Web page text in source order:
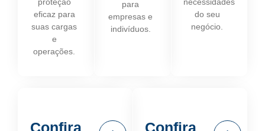
eficaz para
suas cargas
e
operações.
para
empresas e
indivíduos.
do seu
negócio.
Confira
Confira